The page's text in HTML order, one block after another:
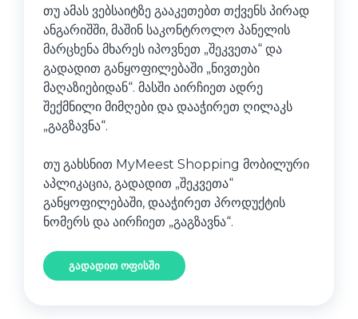
თუ ამას ვებსაიტზე გააკეთებთ თქვენს პირად
ანგარიშში, მაშინ საკონტროლო პანელის
მარცხენა მხარეს იპოვნეთ „შეკვეთა“ და
გადადით განყოფილებაში „ნივთები
მაღაზიებიდან“. მასში აირჩიეთ ადრე
შექმნილი მიმღები და დააჭირეთ ღილაკს
„გაგზავნა“.
თუ გახსნით MyMeest Shopping მობილური
აპლიკაცია, გადადით „შეკვეთა“
განყოფილებაში, დააჭირეთ პროდუქტის
ნომერს და აირჩიეთ „გაგზავნა“.
გადადით ოფისში